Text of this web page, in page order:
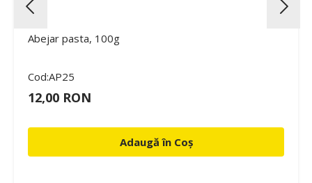
Abejar pasta, 100g
Cod:AP25
12,00 RON
Adaugă în Coș